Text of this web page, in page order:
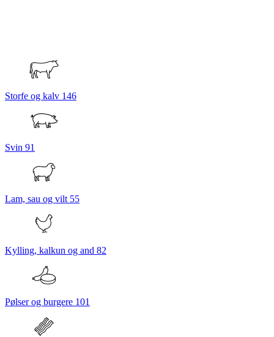
Storfe og kalv 146
Svin 91
Lam, sau og vilt 55
Kylling, kalkun og and 82
Pølser og burgere 101